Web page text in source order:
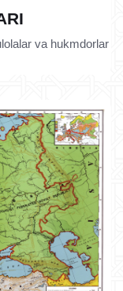
va hukmdorlar